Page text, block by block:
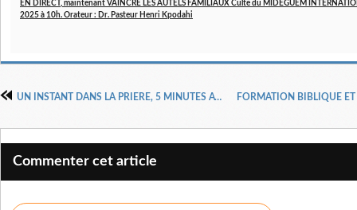
EN DIRECT, maintenant VAINCRE LES AUTELS FAMILIAUX Culte du MIDEGUEM
2025 à 10h. Orateur : Dr. Pasteur Henri Kpodahi
UN INSTANT DANS LA PRIERE, 5 MINUTES AVEC DIEU, par le Dr Pasteur Henri Kpodahi du Mardi 21 Mai 2024
Commenter cet article